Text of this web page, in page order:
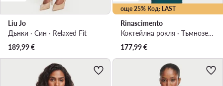
Liu Jo
Дънки · Син · Relaxed Fit
189,99€
още 25% Код: LAST
Rinascimento
Коктейлна рокля · Тъмнозелен · Миди
177,99€